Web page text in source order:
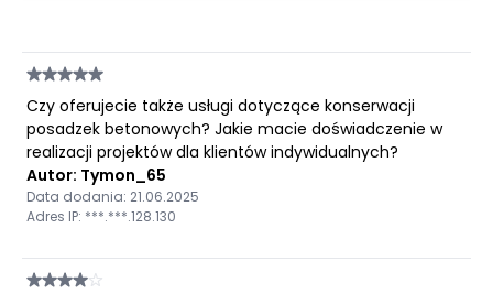
Czy oferujecie także usługi dotyczące konserwacji
posadzek betonowych? Jakie macie doświadczenie w
realizacji projektów dla klientów indywidualnych?
Autor: Tymon_65
Data dodania: 21.06.2025
Adres IP: ***.***.128.130